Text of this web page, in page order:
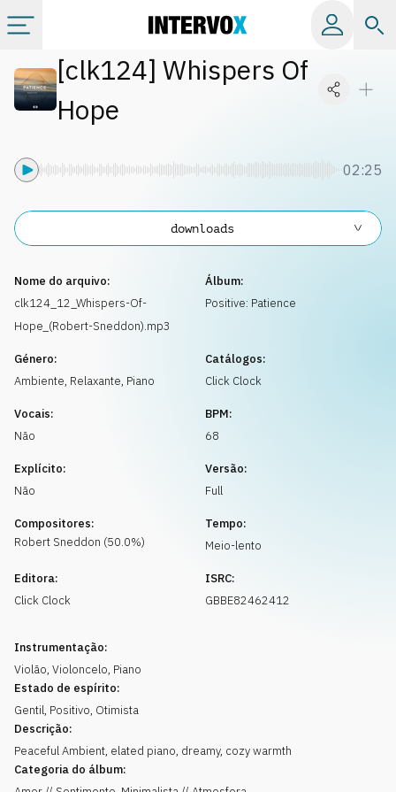
Tópicos
[clk124] Whispers Of
Hope
02:25
Nome do arquivo:
clk124_12_Whispers-Of-
Hope_(Robert-Sneddon).mp3
Álbum:
Positive: Patience
Género:
Ambiente, Relaxante, Piano
Catálogos:
Click Clock
Vocais:
Não
BPM:
68
Explícito:
Não
Versão:
Full
Compositores:
Robert Sneddon (50.0%)
Tempo:
Meio-lento
Editora:
Click Clock
ISRC:
GBBE82462412
Instrumentação:
Violão, Violoncelo, Piano
Estado de espírito:
Gentil, Positivo, Otimista
Descrição:
Peaceful Ambient, elated piano, dreamy, cozy warmth
Categoria do álbum:
downloads